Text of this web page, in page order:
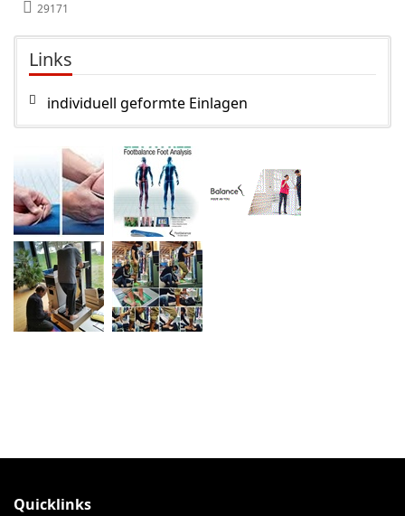
29171
Links
individuell geformte Einlagen
Quicklinks